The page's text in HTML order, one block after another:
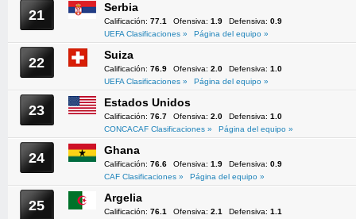
21 Serbia
Calificación: 77.1 Ofensiva: 1.9 Defensiva: 0.9
UEFA Clasificaciones »
Página del equipo »
22 Suiza
Calificación: 76.9 Ofensiva: 2.0 Defensiva: 1.0
UEFA Clasificaciones »
Página del equipo »
23 Estados Unidos
Calificación: 76.7 Ofensiva: 2.0 Defensiva: 1.0
CONCACAF Clasificaciones »
Página del equipo »
24 Ghana
Calificación: 76.6 Ofensiva: 1.9 Defensiva: 0.9
CAF Clasificaciones »
Página del equipo »
25 Argelia
Calificación: 76.1 Ofensiva: 2.1 Defensiva: 1.1